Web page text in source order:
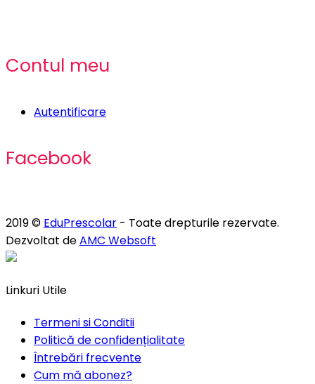
Contul meu
Autentificare
Facebook
2019 © EduPrescolar - Toate drepturile rezervate.
Dezvoltat deAMC Websoft
Linkuri Utile
Termeni si Conditii
Politică de confidențialitate
Întrebări frecvente
Cum mă abonez?